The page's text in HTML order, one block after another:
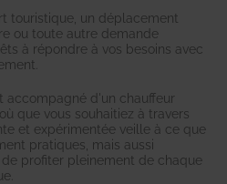
touristique, un déplacement
ou toute autre demande
à répondre à vos besoins avec
accompagné d'un chauffeur
que vous souhaitiez à travers
et expérimentée veille à ce que
pratiques, mais aussi
profiter pleinement de chaque